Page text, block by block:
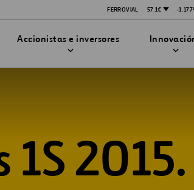
FERROVIAL 57.1€ -
DE INNOVACIÓN
Innovación en seguridad
Accionistas e inversores